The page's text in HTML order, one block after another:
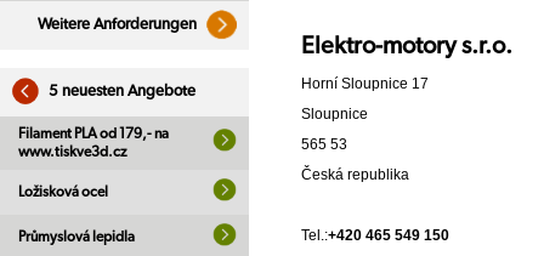
Weitere Anforderungen
5 neuesten Angebote
Filament PLA od 179,- na
www.tiskve3d.cz
Ložisková ocel
Průmyslová lepidla
Elektro-motory s.r.o.
Horní Sloupnice 17
Sloupnice
565 53
Česká republika
Tel.:+420 465 549 150